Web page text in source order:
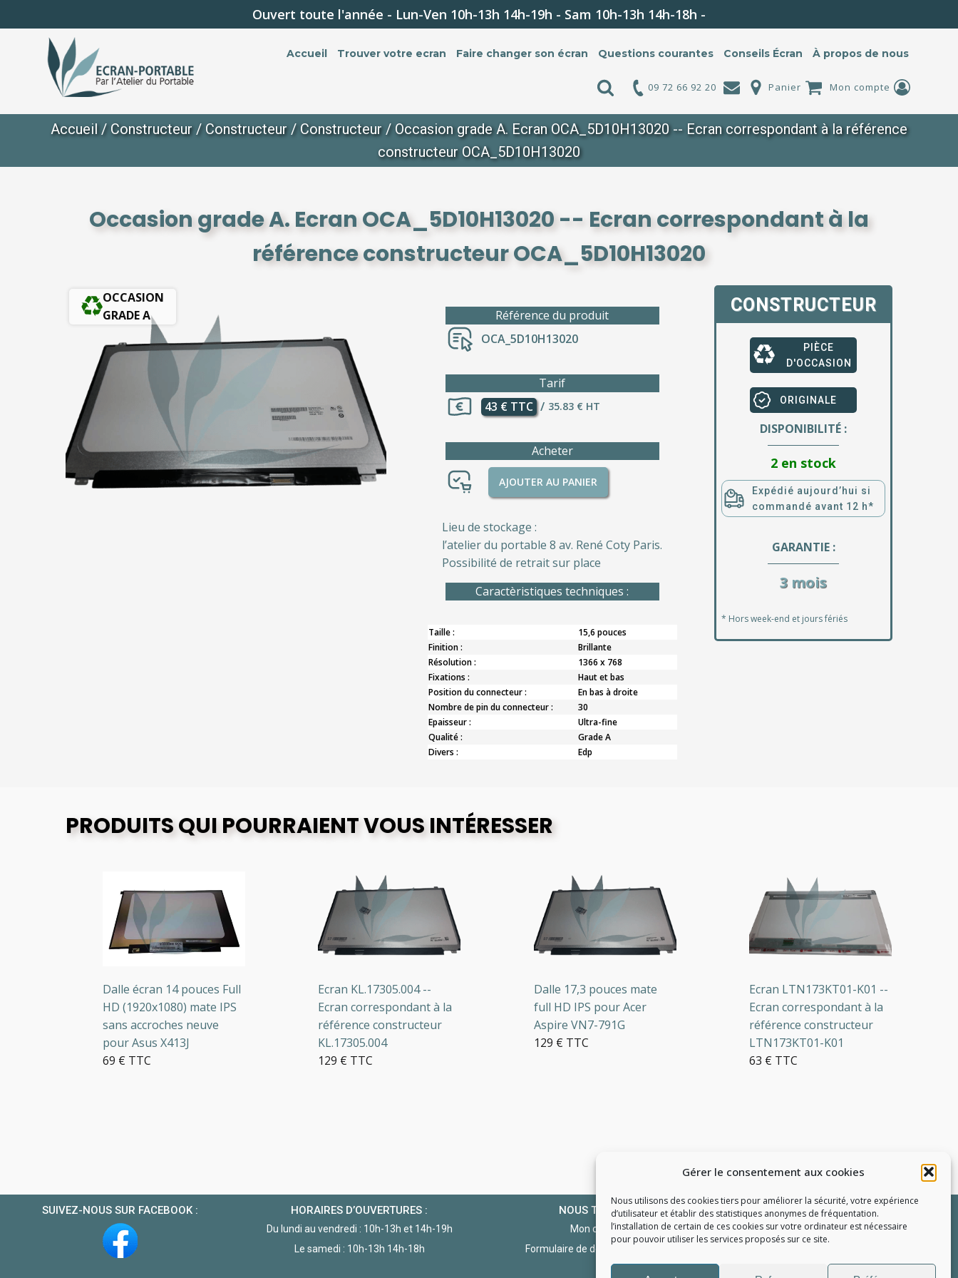
Gérer le consentement aux cookies
Nous utilisons des cookies tiers pour améliorer la sécurité, votre expérience
d’utilisateur et établir des statistiques anonymes de fréquentation.
l’installation de certain de ces cookies sur votre ordinateur est nécessaire
pour pouvoir utiliser les services proposés sur ce site.
Ouvert toute l'année - Lun-Ven 10h-13h 14h-19h - Sam 10h-13h 14h-18h -
Accueil Trouver votre ecran Faire changer son écran Questions courantes Conseils Écran À propos de nous
09 72 66 92 20 Panier Mon compte
Accueil/ Constructeur / Constructeur / Constructeur / Occasion grade A. Ecran OCA_5D10H13020 -- Ecran correspondant à la référence
constructeur OCA_5D10H13020
Occasion grade A. Ecran OCA_5D10H13020 -- Ecran correspondant à la
référence constructeur OCA_5D10H13020
OCCASION
GRADE A
Référence du produit
OCA_5D10H13020
Tarif
43 € TTC / 35.83 € HT
Acheter
AJOUTER AU PANIER
Lieu de stockage :
l’atelier du portable 8 av. René Coty Paris.
Possibilité de retrait sur place
Caractèristiques techniques :
Taille :
15,6 pouces
Finition :
Brillante
Résolution :
1366 x 768
Fixations :
Haut et bas
Position du connecteur :
En bas à droite
Nombre de pin du connecteur :
30
Epaisseur :
Ultra-fine
Qualité :
Grade A
Divers :
Edp
CONSTRUCTEUR
PIÈCE
D'OCCASION
ORIGINALE
DISPONIBILITÉ :
2 en stock
Expédié aujourd’hui si
commandé avant 12 h*
GARANTIE :
3 mois
* Hors week-end et jours fériés
PRODUITS QUI POURRAIENT VOUS INTÉRESSER
Dalle écran 14 pouces Full
HD (1920x1080) mate IPS
sans accroches neuve
pour Asus X413J
69 € TTC
Ecran KL.17305.004 --
Ecran correspondant à la
référence constructeur
KL.17305.004
129 € TTC
Dalle 17,3 pouces mate
full HD IPS pour Acer
Aspire VN7-791G
129 € TTC
Ecran LTN173KT01-K01 --
Ecran correspondant à la
référence constructeur
LTN173KT01-K01
63 € TTC
SUIVEZ-NOUS SUR FACEBOOK : HORAIRES D’OUVERTURES :
Du lundi au vendredi : 10h-13h et 14h-19h
Le samedi : 10h-13h 14h-18h
NOUS TROUVER
Mon compte
Formulaire de demande de pièce